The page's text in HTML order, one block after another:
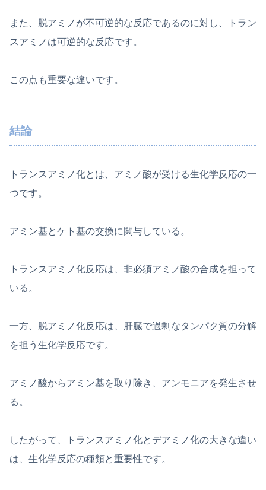
また、脱アミノが不可逆的な反応であるのに対し、トラン
スアミノは可逆的な反応です。
この点も重要な違いです。
結論
トランスアミノ化とは、アミノ酸が受ける生化学反応の一
つです。
アミン基とケト基の交換に関与している。
トランスアミノ化反応は、非必須アミノ酸の合成を担って
いる。
一方、脱アミノ化反応は、肝臓で過剰なタンパク質の分解
を担う生化学反応です。
アミノ酸からアミン基を取り除き、アンモニアを発生させ
る。
したがって、トランスアミノ化とデアミノ化の大きな違い
は、生化学反応の種類と重要性です。